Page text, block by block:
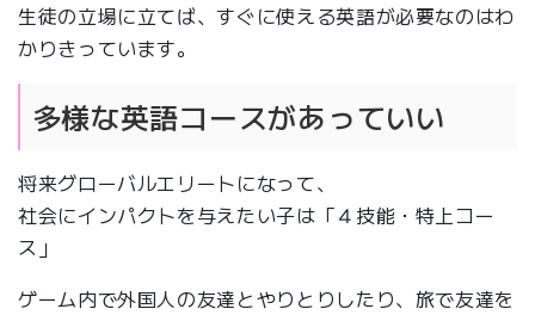
生徒の立場に立てば、すぐに使える英語が必要なのはわ
かりきっています。
多様な英語コースがあっていい
将来グローバルエリートになって、
社会にインパクトを与えたい子は「４技能・特上コー
ス」
ゲーム内で外国人の友達とやりとりしたり、旅で友達を